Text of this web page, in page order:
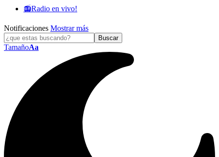
📻Radio en vivo!
Notificaciones Mostrar más
TamañoAa